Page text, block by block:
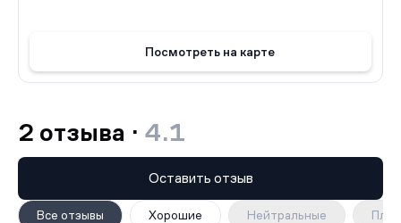
для картинга. А в 15 минутах езды на автомобиле
находится живописная усадьба Свиблово. В проекте
квартала скорость электросамокатов автоматически
Посмотреть на карте
2 отзыва · 4.1
Все отзывы Хорошие Нейтральные
Оставить отзыв